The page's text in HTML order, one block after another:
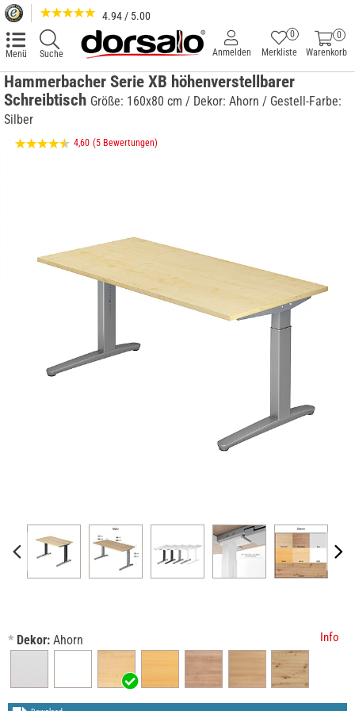
4.94 / 5.00
Menü Suche
0
Warenkorb
Merkliste
0
Anmelden
Hammerbacher Serie XB höhenverstellbarer
Schreibtisch Größe: 160x80 cm / Dekor: Ahorn / Gestell-Farbe:
Silber
4,60 (5 Bewertungen)
* Dekor: Ahorn Info